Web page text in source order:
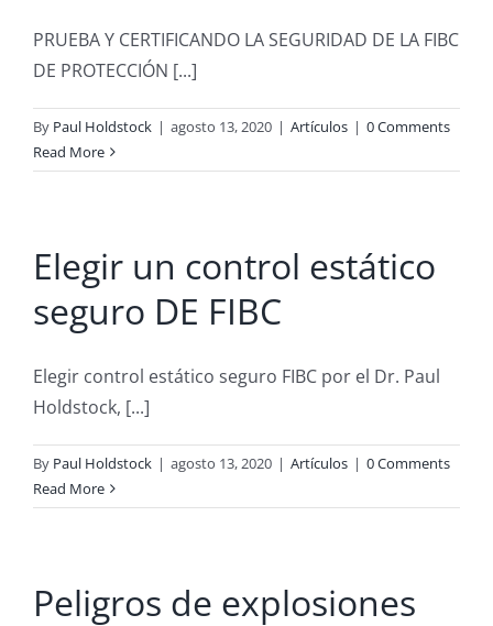
PRUEBA Y CERTIFICANDO LA SEGURIDAD DE LA FIBC
DE PROTECCIÓN [...]
By Paul Holdstock | agosto 13, 2020 | Artículos | 0 Comments
Read More
Elegir un control estático
seguro DE FIBC
Elegir control estático seguro FIBC por el Dr. Paul
Holdstock, [...]
By Paul Holdstock | agosto 13, 2020 | Artículos | 0 Comments
Read More
Peligros de explosiones